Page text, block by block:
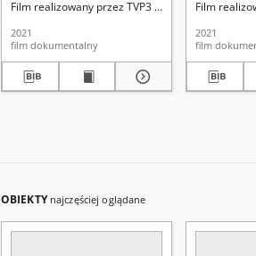
Film realizowany przez TVP3 Lublin we
2021
film dokumentalny
Film
2021
film
OBIEKTY najczęściej oglądane